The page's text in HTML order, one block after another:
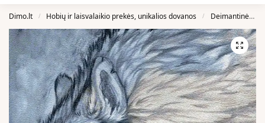
Dimo.lt / Hobių ir laisvalaikio prekės, unikalios dovanos / Deimantinės Mozaikos